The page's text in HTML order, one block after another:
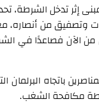
إثر تدخل الشرطة،
وتصفيق من أنصاره،
الآن فصاعدًا في
باتجاه البرلمان
مكافحة الشغب.